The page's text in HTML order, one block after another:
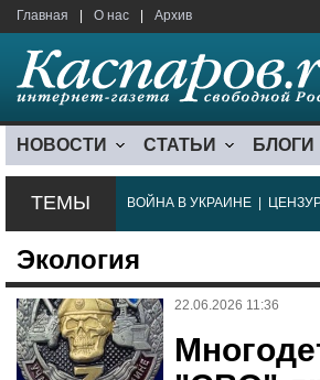
Главная О нас Архив
НОВОСТИ СТАТЬИ БЛОГИ
ТЕМЫ ВОЙНА В УКРАИНЕ
Экология
22.06.2026 11:36